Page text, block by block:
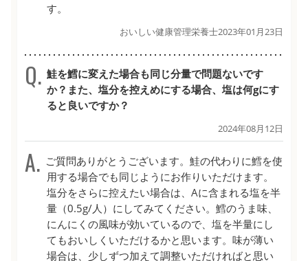
す。
おいしい健康管理栄養士2023年01月23日
鮭を鱈に変えた場合も同じ分量で問題ないです
か？また、塩分を控えめにする場合、塩は何gにす
ると良いですか？
2024年08月12日
ご質問ありがとうございます。鮭の代わりに鱈を使
用する場合でも同じようにお作りいただけます。
塩分をさらに控えたい場合は、Aに含まれる塩を半
量（0.5g/人）にしてみてください。鱈のうま味、
にんにくの風味が効いているので、塩を半量にし
てもおいしくいただけるかと思います。味が薄い
場合は、少しずつ加えて調整いただければと思い